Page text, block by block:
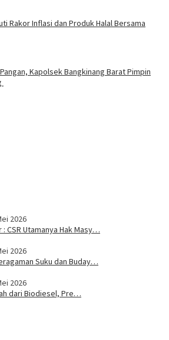
Rakor Inflasi dan Produk Halal Bersama
Kapolsek Bangkinang Barat Pimpin
2026
: CSR Utamanya Hak Masy…
2026
Suku dan Buday…
2026
dari Biodiesel, Pre…